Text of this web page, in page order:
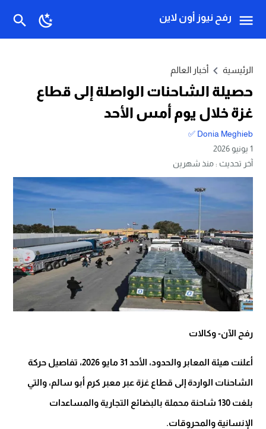
رفح نيوز أون لاين
الرئيسية أخبار العالم
حصيلة الشاحنات الواصلة إلى قطاع
غزة خلال يوم أمس الأحد
Donia Meghieb ✅
1 يونيو 2026
آخر تحديث :منذ شهرين
رفح الآن- وكالات
أعلنت هيئة المعابر والحدود، الأحد 31 مايو 2026، تفاصيل حركة
الشاحنات الواردة إلى قطاع غزة عبر معبر كرم أبو سالم، والتي
بلغت 130 شاحنة محملة بالبضائع التجارية والمساعدات
الإنسانية والمحروقات.